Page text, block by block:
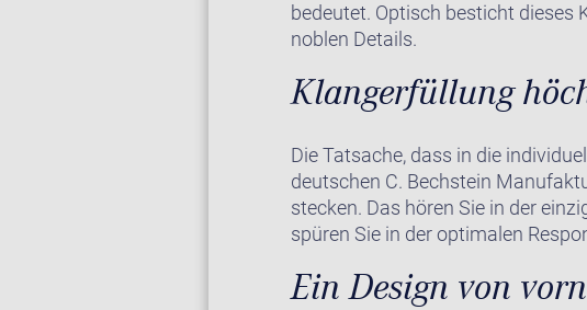
bedeutet. Optisch besticht dieses
noblen Details.
Klangerfüllung
Die Tatsache, dass in die
deutschen C. Bechstein
stecken. Das hören Sie in der
spüren Sie in der optimalen
Ein Design von